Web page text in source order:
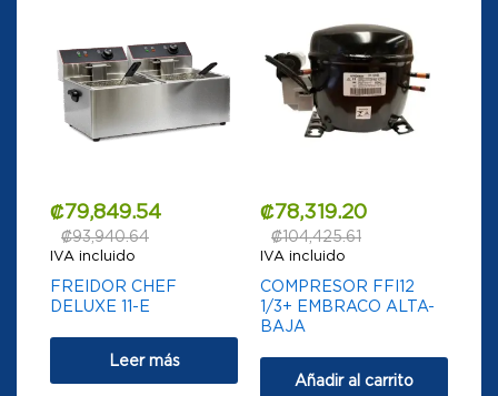
₡79,849.54
₡93,940.64
IVA incluido
FREIDOR CHEF
DELUXE 11-E
Leer más
₡78,319.20
₡104,425.61
IVA incluido
COMPRESOR FFI12
1/3+ EMBRACO ALTA-
BAJA
Añadir al carrito